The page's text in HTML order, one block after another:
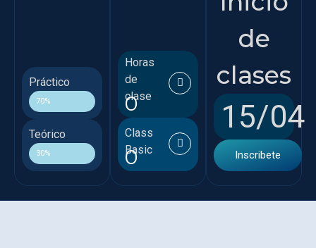
de
clases
15/04
Inscribete
Horas
de
clase
0
Class
Basic
0
Práctico
70%
Teórico
30%